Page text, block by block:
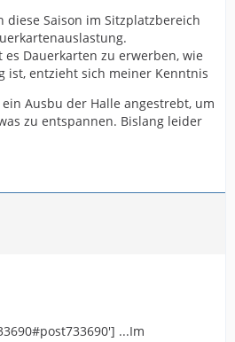
diese Saison im Sitzplatzbereich
Dauerkarten zu erwerben, wie
ist, entzieht sich meiner Kenntnis
Ausbu der Halle angestrebt, um
zu entspannen. Bislang leider
...Im